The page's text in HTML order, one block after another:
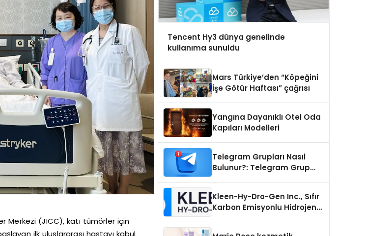
Merkezi (JICC), katı tümörler için
ilk uluslararası hastayı kabul
Tencent Hy3 dünya genelinde
kullanıma sunuldu
Mars Türkiye’den “Köpeğini
İşe Götür Haftası” çağrısı
Yangına Dayanıklı Otel Oda
Kapıları Modelleri
Telegram Grupları Nasıl
Bulunur?: Telegram Grup
Kleen-Hy-Dro-Gen Inc., Sıfır
Karbon Emisyonlu Hidrojen